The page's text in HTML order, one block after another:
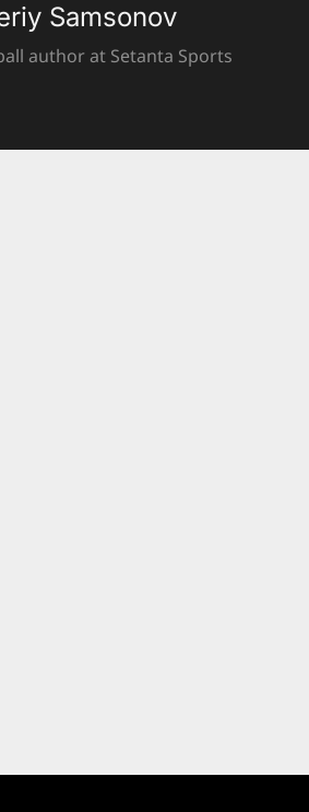
Samsonov
author at Setanta Sports